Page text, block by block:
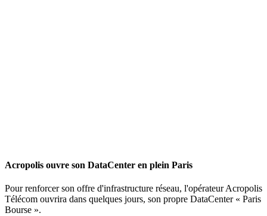
Acropolis ouvre son DataCenter en plein Paris
Pour renforcer son offre d'infrastructure réseau, l'opérateur Acropolis
Télécom ouvrira dans quelques jours, son propre DataCenter « Paris
Bourse ».